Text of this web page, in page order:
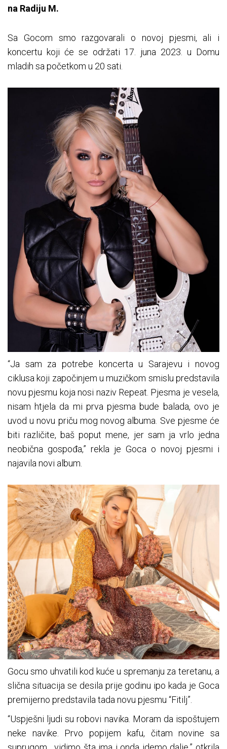
na Radiju M.
Sa Gocom smo razgovarali o novoj pjesmi, ali i
koncertu koji će se održati 17. juna 2023. u Domu
mladih sa početkom u 20 sati.
“Ja sam za potrebe koncerta u Sarajevu i novog
ciklusa koji započinjem u muzičkom smislu predstavila
novu pjesmu koja nosi naziv Repeat. Pjesma je vesela,
nisam htjela da mi prva pjesma bude balada, ovo je
uvod u novu priču mog novog albuma. Sve pjesme će
biti različite, baš poput mene, jer sam ja vrlo jedna
neobična gospođa,” rekla je Goca o novoj pjesmi i
najavila novi album.
Gocu smo uhvatili kod kuće u spremanju za teretanu, a
slična situacija se desila prije godinu ipo kada je Goca
premijerno predstavila tada novu pjesmu “Fitilj”.
“Uspješni ljudi su robovi navika. Moram da ispoštujem
neke navike. Prvo popijem kafu, čitam novine sa